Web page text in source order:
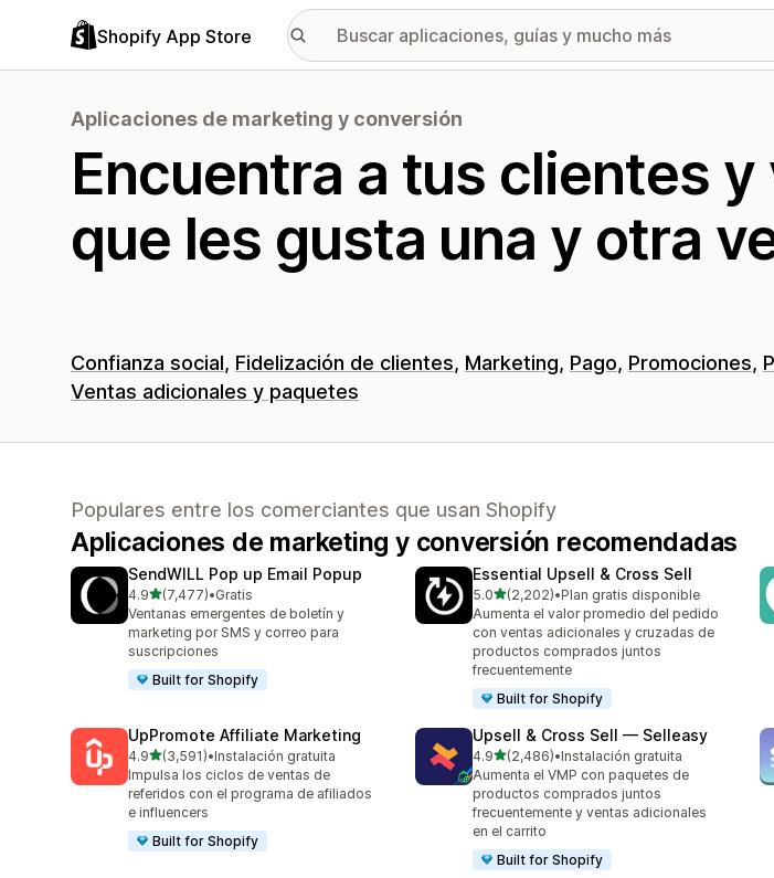
Shopify App Store
Aplicaciones de marketing y conversión
Encuentra a tus clientes
que les gusta una y otra
Confianza social Fidelización de clientes Marketing Pago Promociones
Ventas adicionales y paquetes
Populares entre los comerciantes que usan Shopify
Aplicaciones de marketing y conversión recomendadas
SendWILL Pop up Email Popup
4.9de 5 estrellas
(7,477)
7477 reseñas en total
•Gratis
Ventanas emergentes de boletín y
marketing por SMS y correo para
suscripciones
Built for Shopify
Essential Upsell & Cross Sell
5.0de 5 estrellas
(2,202)
2202 reseñas en total
•Plan gratis disponible
Aumenta el valor promedio del pedido
con ventas adicionales y cruzadas de
productos comprados juntos
frecuentemente
Built for Shopify
UpPromote Affiliate Marketing
4.9de 5 estrellas
(3,591)
3591 reseñas en total
•Instalación gratuita
Impulsa los ciclos de ventas de
referidos con el programa de afiliados
e influencers
Built for Shopify
Upsell & Cross Sell — Selleasy
4.9de 5 estrellas
(2,486)
2486 reseñas en total
•Instalación gratuita
Aumenta el VMP con paquetes de
productos comprados juntos
frecuentemente y ventas adicionales
en el carrito
Built for Shopify